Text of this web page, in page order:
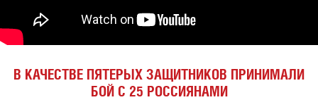
В КАЧЕСТВЕ ПЯТЕРЫХ ЗАЩИТНИКОВ ПРИНИМАЛИ
БОЙ С 25 РОССИЯНАМИ